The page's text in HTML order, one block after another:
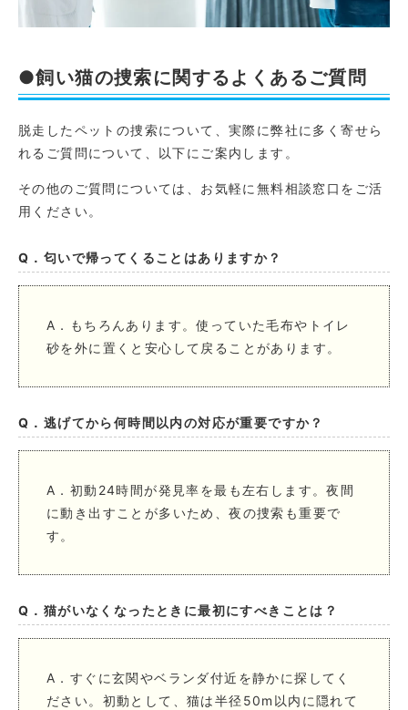
●飼い猫の捜索に関するよくあるご質問
脱走したペットの捜索について、実際に弊社に多く寄せら
れるご質問について、以下にご案内します。
その他のご質問については、お気軽に無料相談窓口をご活
用ください。
Q．匂いで帰ってくることはありますか？
A．もちろんあります。使っていた毛布やトイレ
砂を外に置くと安心して戻ることがあります。
Q．逃げてから何時間以内の対応が重要ですか？
A．初動24時間が発見率を最も左右します。夜間
に動き出すことが多いため、夜の捜索も重要で
す。
Q．猫がいなくなったときに最初にすべきことは？
A．すぐに玄関やベランダ付近を静かに探してく
ださい。初動として、猫は半径50m以内に隠れて